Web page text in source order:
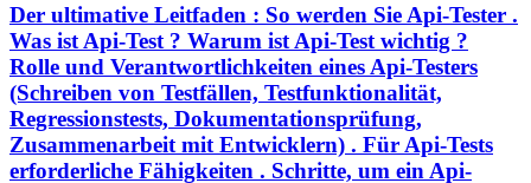
Der ultimative Leitfaden : So werden Sie Api-Tester .
Was ist Api-Test ? Warum ist Api-Test wichtig ?
Rolle und Verantwortlichkeiten eines Api-Testers
(Schreiben von Testfällen, Testfunktionalität,
Regressionstests, Dokumentationsprüfung,
Zusammenarbeit mit Entwicklern) . Für Api-Tests
erforderliche Fähigkeiten . Schritte, um ein Api-